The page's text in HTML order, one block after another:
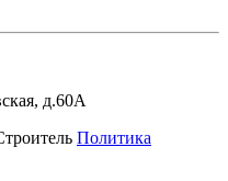
д.60А
Политика